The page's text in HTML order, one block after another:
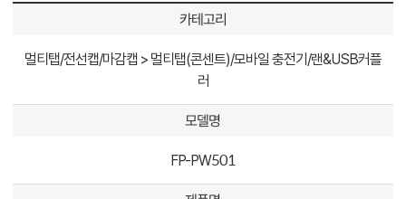
카테고리
멀티탭/전선캡/마감캡 > 멀티탭(콘센트)/모바일 충전기/랜&USB커플
러
모델명
FP-PW501